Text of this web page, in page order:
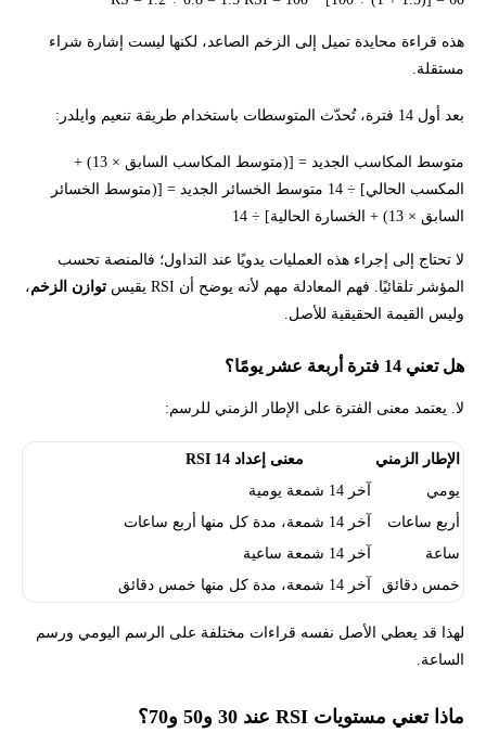
هذه قراءة محايدة تميل إلى الزخم الصاعد، لكنها ليست إشارة شراء
مستقلة.
بعد أول 14 فترة، تُحدّث المتوسطات باستخدام طريقة تنعيم وايلدر:
متوسط المكاسب الجديد = [(متوسط المكاسب السابق × 13) +
المكسب الحالي] ÷ 14 متوسط الخسائر الجديد = [(متوسط الخسائر
السابق × 13) + الخسارة الحالية] ÷ 14
لا تحتاج إلى إجراء هذه العمليات يدويًا عند التداول؛ فالمنصة تحسب
المؤشر تلقائيًا. فهم المعادلة مهم لأنه يوضح أن RSI يقيس
توازن الزخم،
وليس القيمة الحقيقية للأصل.
هل تعني 14 فترة أربعة عشر يومًا؟
لا. يعتمد معنى الفترة على الإطار الزمني للرسم:
الإطار الزمني
معنى إعداد RSI 14
يومي
آخر 14 شمعة يومية
أربع ساعات
آخر 14 شمعة، مدة كل منها أربع ساعات
ساعة
آخر 14 شمعة ساعية
خمس دقائق
آخر 14 شمعة، مدة كل منها خمس دقائق
لهذا قد يعطي الأصل نفسه قراءات مختلفة على الرسم اليومي ورسم
الساعة.
ماذا تعني مستويات RSI عند 30 و50 و70؟